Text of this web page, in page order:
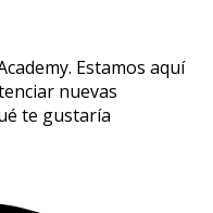
Estamos aquí
nuevas
te gustaría